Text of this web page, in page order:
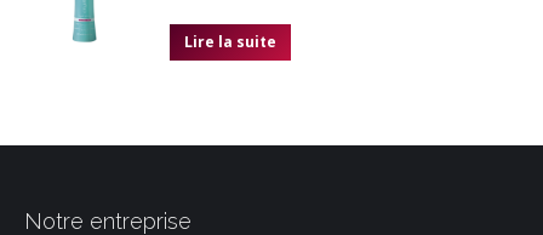
Lire la suite
Notre entreprise